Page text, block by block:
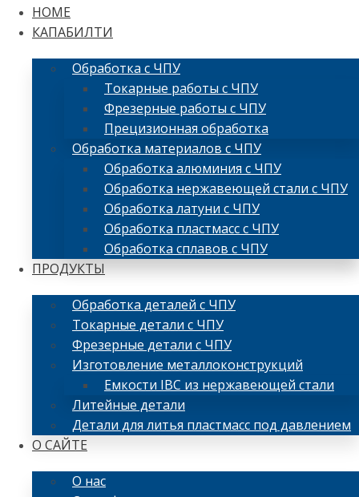
HOME
КАПАБИЛТИ
Обработка с ЧПУ
Токарные работы с ЧПУ
Фрезерные работы с ЧПУ
Прецизионная обработка
Обработка материалов с ЧПУ
Обработка алюминия с ЧПУ
Обработка нержавеющей стали с ЧПУ
Обработка латуни с ЧПУ
Обработка пластмасс с ЧПУ
Обработка сплавов с ЧПУ
ПРОДУКТЫ
Обработка деталей с ЧПУ
Токарные детали с ЧПУ
Фрезерные детали с ЧПУ
Изготовление металлоконструкций
Емкости IBC из нержавеющей стали
Литейные детали
Детали для литья пластмасс под давлением
О САЙТЕ
О нас